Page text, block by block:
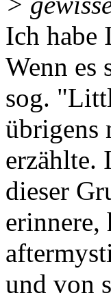
Ich habe
Wenn es
sog.
übrigens
erzählte.
dieser
erinnere,
und von